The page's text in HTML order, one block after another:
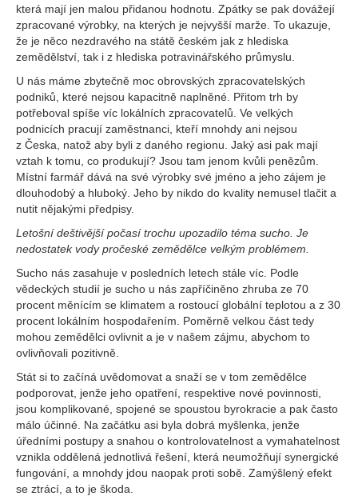
která mají jen malou přidanou hodnotu. Zpátky se pak dovážejí
zpracované výrobky, na kterých je nejvyšší marže. To ukazuje,
že je něco nezdravého na státě českém jak z hlediska
zemědělství, tak i z hlediska potravinářského průmyslu.
U nás máme zbytečně moc obrovských zpracovatelských
podniků, které nejsou kapacitně naplněné. Přitom trh by
potřeboval spíše víc lokálních zpracovatelů. Ve velkých
podnicích pracují zaměstnanci, kteří mnohdy ani nejsou
z Česka, natož aby byli z daného regionu. Jaký asi pak mají
vztah k tomu, co produkují? Jsou tam jenom kvůli penězům.
Místní farmář dává na své výrobky své jméno a jeho zájem je
dlouhodobý a hluboký. Jeho by nikdo do kvality nemusel tlačit a
nutit nějakými předpisy.
Letošní deštivější počasí trochu upozadilo téma sucho. Je
nedostatek vody pročeské zemědělce velkým problémem.
Sucho nás zasahuje v posledních letech stále víc. Podle
vědeckých studií je sucho u nás zapříčiněno zhruba ze 70
procent měnícím se klimatem a rostoucí globální teplotou a z 30
procent lokálním hospodařením. Poměrně velkou část tedy
mohou zemědělci ovlivnit a je v našem zájmu, abychom to
ovlivňovali pozitivně.
Stát si to začíná uvědomovat a snaží se v tom zemědělce
podporovat, jenže jeho opatření, respektive nové povinnosti,
jsou komplikované, spojené se spoustou byrokracie a pak často
málo účinné. Na začátku asi byla dobrá myšlenka, jenže
úředními postupy a snahou o kontrolovatelnost a vymahatelnost
vznikla oddělená jednotlivá řešení, která neumožňují synergické
fungování, a mnohdy jdou naopak proti sobě. Zamýšlený efekt
se ztrácí, a to je škoda.